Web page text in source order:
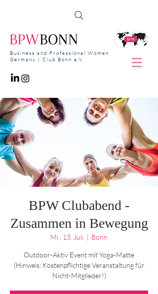
Business and Professional Women
Germany | Club Bonn e.V.
BPW Clubabend -
Zusammen in Bewegung
Mi., 13. Juli
  |
Bonn
Outdoor-Aktiv Event mit Yoga-Matte
(Hinweis: Kostenpflichtige Veranstaltung für
Nicht-Mitglieder!)